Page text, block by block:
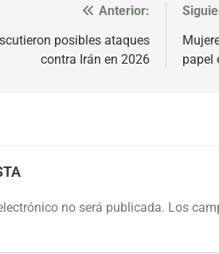
Anterior:
posibles ataques
contra Irán en 2026
papel
no será publicada. Los